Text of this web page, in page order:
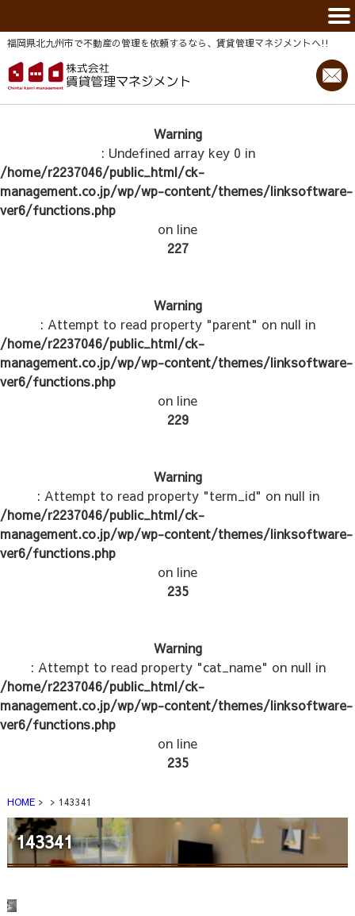
福岡県北九州市で不動産の管理を依頼するなら、賃貸管理マネジメントヘ!!
Warning
: Undefined array key 0 in
/home/r2237046/public_html/ck-
management.co.jp/wp/wp-content/themes/linksoftware-
ver6/functions.php
on line
227
Warning
: Attempt to read property "parent" on null in
/home/r2237046/public_html/ck-
management.co.jp/wp/wp-content/themes/linksoftware-
ver6/functions.php
on line
229
Warning
: Attempt to read property "term_id" on null in
/home/r2237046/public_html/ck-
management.co.jp/wp/wp-content/themes/linksoftware-
ver6/functions.php
on line
235
Warning
: Attempt to read property "cat_name" on null in
/home/r2237046/public_html/ck-
management.co.jp/wp/wp-content/themes/linksoftware-
ver6/functions.php
on line
235
HOME 143341
143341